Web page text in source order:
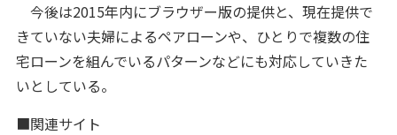
今後は2015年内にブラウザー版の提供と、現在提供で
きていない夫婦によるペアローンや、ひとりで複数の住
宅ローンを組んでいるパターンなどにも対応していきた
いとしている。
■関連サイト